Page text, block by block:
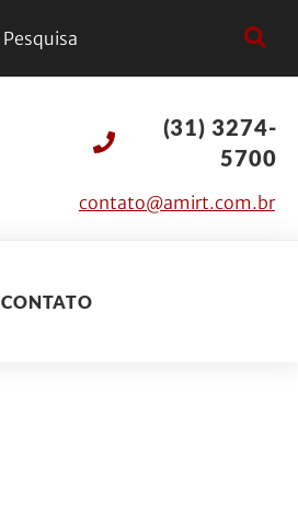
(31) 3274-
5700
contato@amirt.com.br
CONTATO